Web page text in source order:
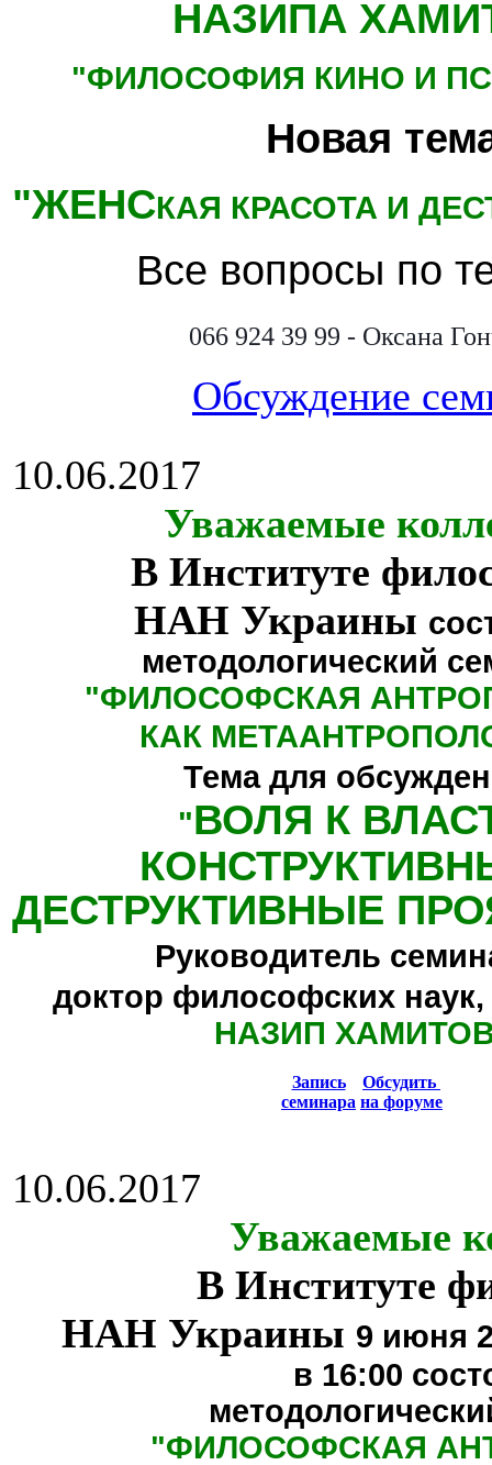
НАЗИПА
"ФИЛОСОФИЯ КИНО И
Новая
"ЖЕНСКАЯ КРАСОТА И
Все вопросы по
066 924 39 99 - Оксана
Обсуждение
10.06.2017
Уважаемые
В Институте
НАН Украины
методологический
"ФИЛОСОФСКАЯ
КАК
Тема для
"ВОЛЯ К
ДЕСТРУКТИВНЫЕ
Руководитель
доктор философских
НАЗИП
Запись
семинара
Обсудить
на форуме
10.06.2017
Уважаемые
В Институте
НАН Украины 9 июня
в 16:00
"ФИЛОСОФСКАЯ